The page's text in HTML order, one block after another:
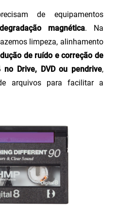
de equipamentos
degradação magnética. Na
limpeza, alinhamento
de ruído e correção de
no Drive, DVD ou pendrive,
arquivos para facilitar a